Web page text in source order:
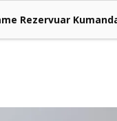
Rezervuar